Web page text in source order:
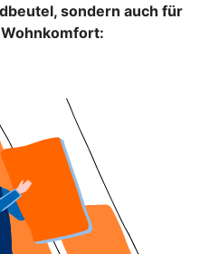
sondern auch für